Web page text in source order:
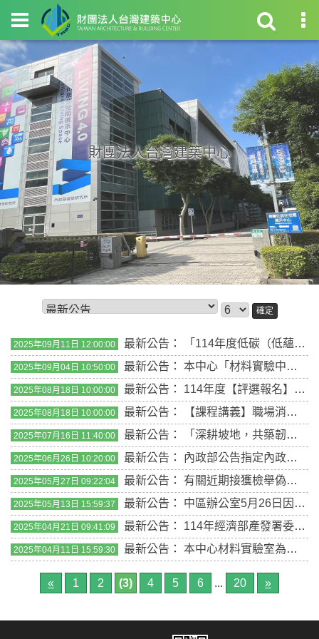
財團法人台灣建築中心
確定
2025年09月11日 12:00:00 最新公告 ： 「114年度低碳（低蘊含碳）建築講習會」免費報名中！
2025年09月04日 10:50:00 最新公告 ： 本中心「材料實驗中心辦公棟之室內翻修規劃設計及監造技術服務案」招標事宜
2025年08月18日 10:00:00 最新公告 ： 114年度【評選報名】職場消防安全SDGs揭露建議指南評選活動報名，歡迎踴躍參加!
2025年08月18日 10:00:00 最新公告 ： 【課程講義】職場消防安全SDGs揭露建議指南說明會，敬請參考
2025年07月16日 11:40:00 最新公告 ： 「深耕坡地，共築韌性：十年社區防災實踐與創新」研討會
2025年06月26日 10:20:00 最新公告 ： 內政部公告指定內政部國土署辦理建築新技術新工法新設備及新材料性能試驗機構
2025年05月27日 09:22:04 最新公告 ： 有關近期接獲檢舉偽造本中心收件憑證，特鄭重聲明將追究行為人之法律責任，絕不寬貸。
2025年05月13日 15:59:37 最新公告 ： 中區辦公室5月26日因應辦公室搬遷暫停對外服務一日
2025年04月21日 09:41:09 最新公告 ： 114年經濟部產發署委辦計畫 「造紙產業鏈低碳轉型計畫-竹材產業低碳加工輔導」 技術輔導申請公告
2025年04月11日 15:59:30 最新公告 ： 本中心材料實驗室為內政部公告指定建築新技術新工法新設備及新材料性能試驗機構。
« 1 2 (3) 4 5 6 ... 20 »